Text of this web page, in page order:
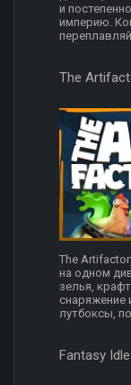
и
империю.
переплавляй
The
The
на одном
зелья,
снаряжение
лутбоксы,
Fantasy